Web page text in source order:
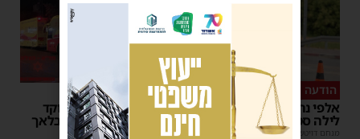
הודעה לנהגים
אלפי נהגים יושפעו: עבודות
לילה סמוך לאשדוד
מנחם דויטש 11:10
כל טיפה מצילה
אשדוד מצילה חיים: מוקד
התרמת דם ליד השטיבלאך
משה קאהן 11:05